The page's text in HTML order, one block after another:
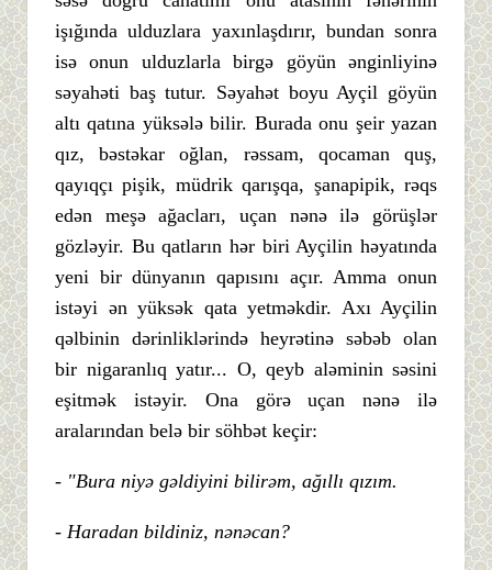
işığında ulduzlara yaxınlaşdırır, bundan sonra
isə onun ulduzlarla birgə göyün ənginliyinə
səyahəti baş tutur. Səyahət boyu Ayçil göyün
altı qatına yüksələ bilir. Burada onu şeir yazan
qız, bəstəkar oğlan, rəssam, qocaman quş,
qayıqçı pişik, müdrik qarışqa, şanapipik, rəqs
edən meşə ağacları, uçan nənə ilə görüşlər
gözləyir. Bu qatların hər biri Ayçilin həyatında
yeni bir dünyanın qapısını açır. Amma onun
istəyi ən yüksək qata yetməkdir. Axı Ayçilin
qəlbinin dərinliklərində heyrətinə səbəb olan
bir nigaranlıq yatır... O, qeyb aləminin səsini
eşitmək istəyir. Ona görə uçan nənə ilə
aralarından belə bir söhbət keçir:
- "Bura niyə gəldiyini bilirəm, ağıllı qızım.
- Haradan bildiniz, nənəcan?